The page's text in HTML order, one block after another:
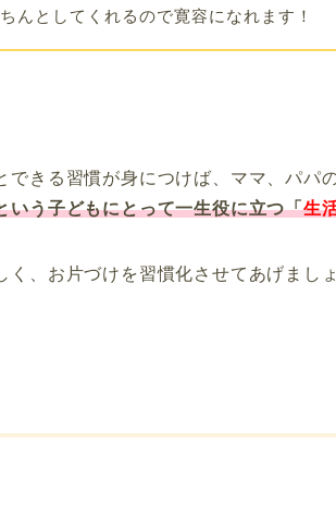
んとしてくれるので寛容になれます！
できる習慣が身につけば、ママ、パパ
いう子どもにとって一生役に立つ「生
く、お片づけを習慣化させてあげましょ